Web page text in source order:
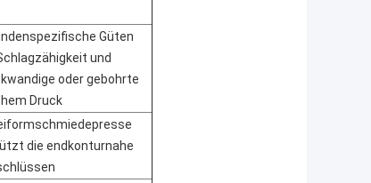
Güten
und
oder gebohrte
Druck
die endkonturnahe